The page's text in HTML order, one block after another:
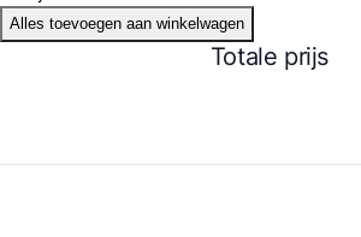
Alles toevoegen aan winkelwagen
Totale prijs